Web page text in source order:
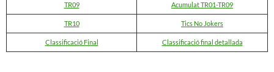
TR09 Acumulat TR01-TR09
TR10 Tics No Jokers
Classificació Final Classificació final detallada